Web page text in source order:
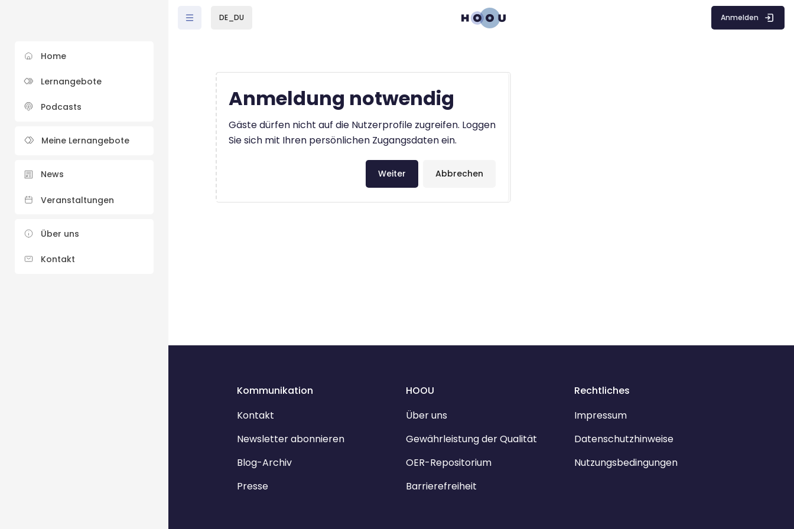
Home
Lernangebote
Podcasts
Meine Lernangebote
News
Veranstaltungen
Über uns
Kontakt
DE_DU Anmelden
Anmeldung notwendig
Gäste dürfen nicht auf die Nutzerprofile zugreifen. Loggen
Sie sich mit Ihren persönlichen Zugangsdaten ein.
Abbrechen
Weiter
Kommunikation
Kontakt
Newsletter abonnieren
Blog-Archiv
Presse
HOOU
Über uns
Gewährleistung der Qualität
OER-Repositorium
Barrierefreiheit
Rechtliches
Impressum
Datenschutzhinweise
Nutzungsbedingungen